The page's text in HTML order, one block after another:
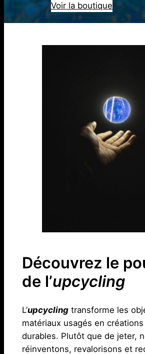
Voir la boutique
Découvrez le
de l’upcycling
L’upcyclingtransforme les
matériaux usagés en
durables. Plutôt que de jeter,
réinventons, revalorisons et